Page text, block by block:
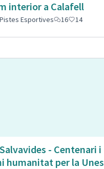
interior a Calafell
Pistes Esportives 16 14
- Centenari i
humanitat per la